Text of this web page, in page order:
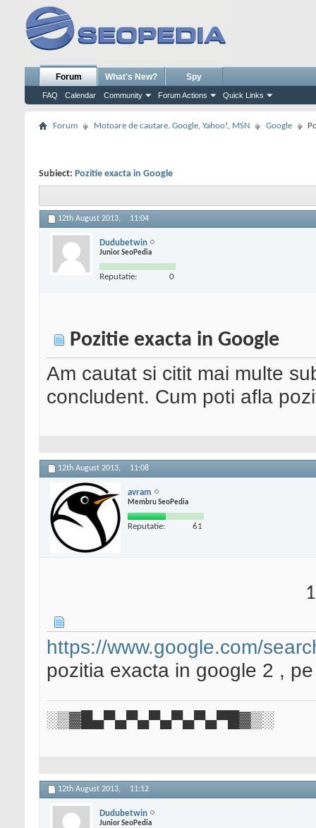
Forum
FAQ Calendar Community Forum Actions Quick Links
What's New? Spy
Forum Motoare de cautare. Google, Yahoo!, MSN Google
Subiect: Pozitie exacta in Google
12th August 2013, 11:04
Dudubetwin
Junior SeoPedia
Reputatie: 0
Pozitie exacta in Google
Am cautat si citit mai multe
concludent. Cum poti afla
12th August 2013, 11:08
avram
Membru SeoPedia
Reputatie: 61
https://www.google.com/
pozitia exacta in google 2 ,
░▒▓█▄▀▄▀▄▀▄▀▄▀▄▀█▓▒░
12th August 2013, 11:12
Dudubetwin
Junior SeoPedia